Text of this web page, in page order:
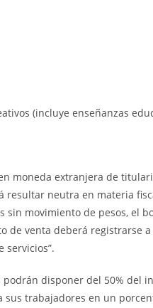
(incluye enseñanzas
moneda extranjera de
resultar neutra en materia
sin movimiento de pesos, el
de venta deberá registrarse
servicios”.
disponer del 50% del
trabajadores en un